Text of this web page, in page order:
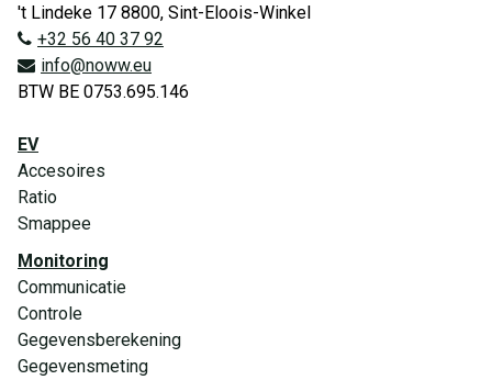
't Lindeke 17 8800, Sint-Eloois-Winkel
+32 56 40 37 92
info@noww.eu
BTW BE 0753.695.146
EV
Accesoires
Ratio
Smappee
Monitoring
Communicatie
Controle
Gegevensberekening
Gegevensmeting